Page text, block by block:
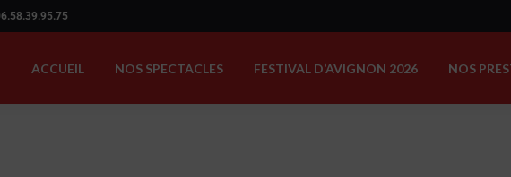
ACCUEIL NOS SPECTACLES FESTIVAL D’AVIGNON 2026 NOS